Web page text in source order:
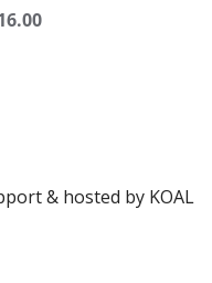
& hosted by KOAL